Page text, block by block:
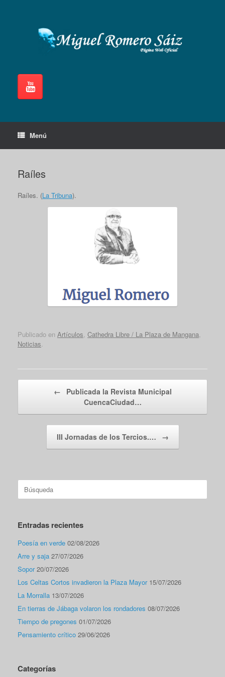
Menú
Raíles
Raíles. (La Tribuna).
Publicado en Artículos Cathedra Libre / La Plaza de Mangana
Noticias
←
Publicada la Revista Municipal
CuencaCiudad…
III Jornadas de los Tercios.… →
Buscar:
Entradas recientes
Poesía en verde 02/08/2026
Arre y saja 27/07/2026
Sopor 20/07/2026
Los Celtas Cortos invadieron la Plaza Mayor 15/07/2026
La Morralla 13/07/2026
En tierras de Jábaga volaron los rondadores 08/07/2026
Tiempo de pregones 01/07/2026
Pensamiento crítico 29/06/2026
Categorías